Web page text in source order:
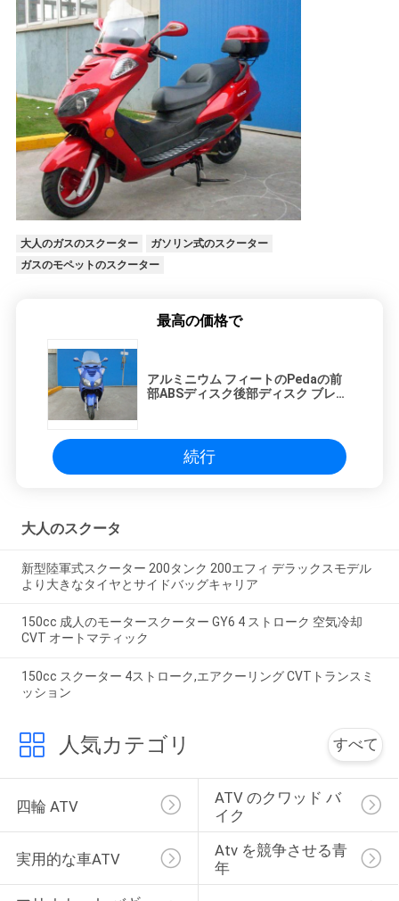
ー
リ
シ
ー
大人のガスのスクーター
ガソリン式のスクーター
ガスのモペットのスクーター
最高の価格で
アルミニウム フィートのPedaの前
部ABSディスク後部ディスク ブレー
続行
大人のスクータ
新型陸軍式スクーター 200タンク 200エフィ デラックスモデル
より大きなタイヤとサイドバッグキャリア
150cc 成人のモータースクーター GY6 4 ストローク 空気冷却
CVT オートマティック
150cc スクーター 4ストローク,エアクーリング CVTトランスミ
ッション
人気カテゴリ すべて
四輪 ATV
ATV のクワッド バ
イク
実用的な車ATV
Atv を競争させる青
年